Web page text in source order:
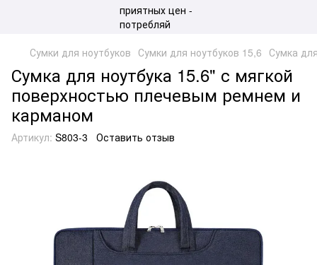
Сумки для ноутбуков Сумки для ноутбуков 15,6 Сумка
Сумка для ноутбука 15.6" с мягкой
поверхностью плечевым ремнем и
карманом
Артикул: S803-3 Оставить отзыв